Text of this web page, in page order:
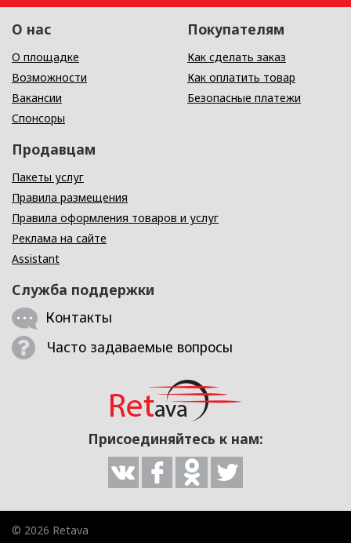
О нас
О площадке
Возможности
Вакансии
Спонсоры
Покупателям
Как сделать заказ
Как оплатить товар
Безопасные платежи
Продавцам
Пакеты услуг
Правила размещения
Правила оформления товаров и услуг
Реклама на сайте
Assistant
Служба поддержки
Контакты
Часто задаваемые вопросы
Присоединяйтесь к нам:
© 2026 Retava